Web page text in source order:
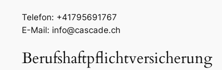
Telefon: +41795691767
E-Mail: info@cascade.ch
Berufshaftpflichtversicherung